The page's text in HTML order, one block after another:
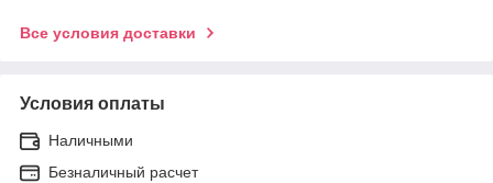
Все условия доставки
Условия оплаты
Наличными
Безналичный расчет